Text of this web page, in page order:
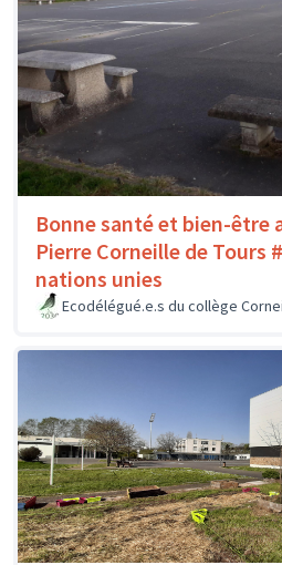
Bonne santé et bien-être
Pierre Corneille de Tours
nations unies
Ecodélégué.e.s du collège